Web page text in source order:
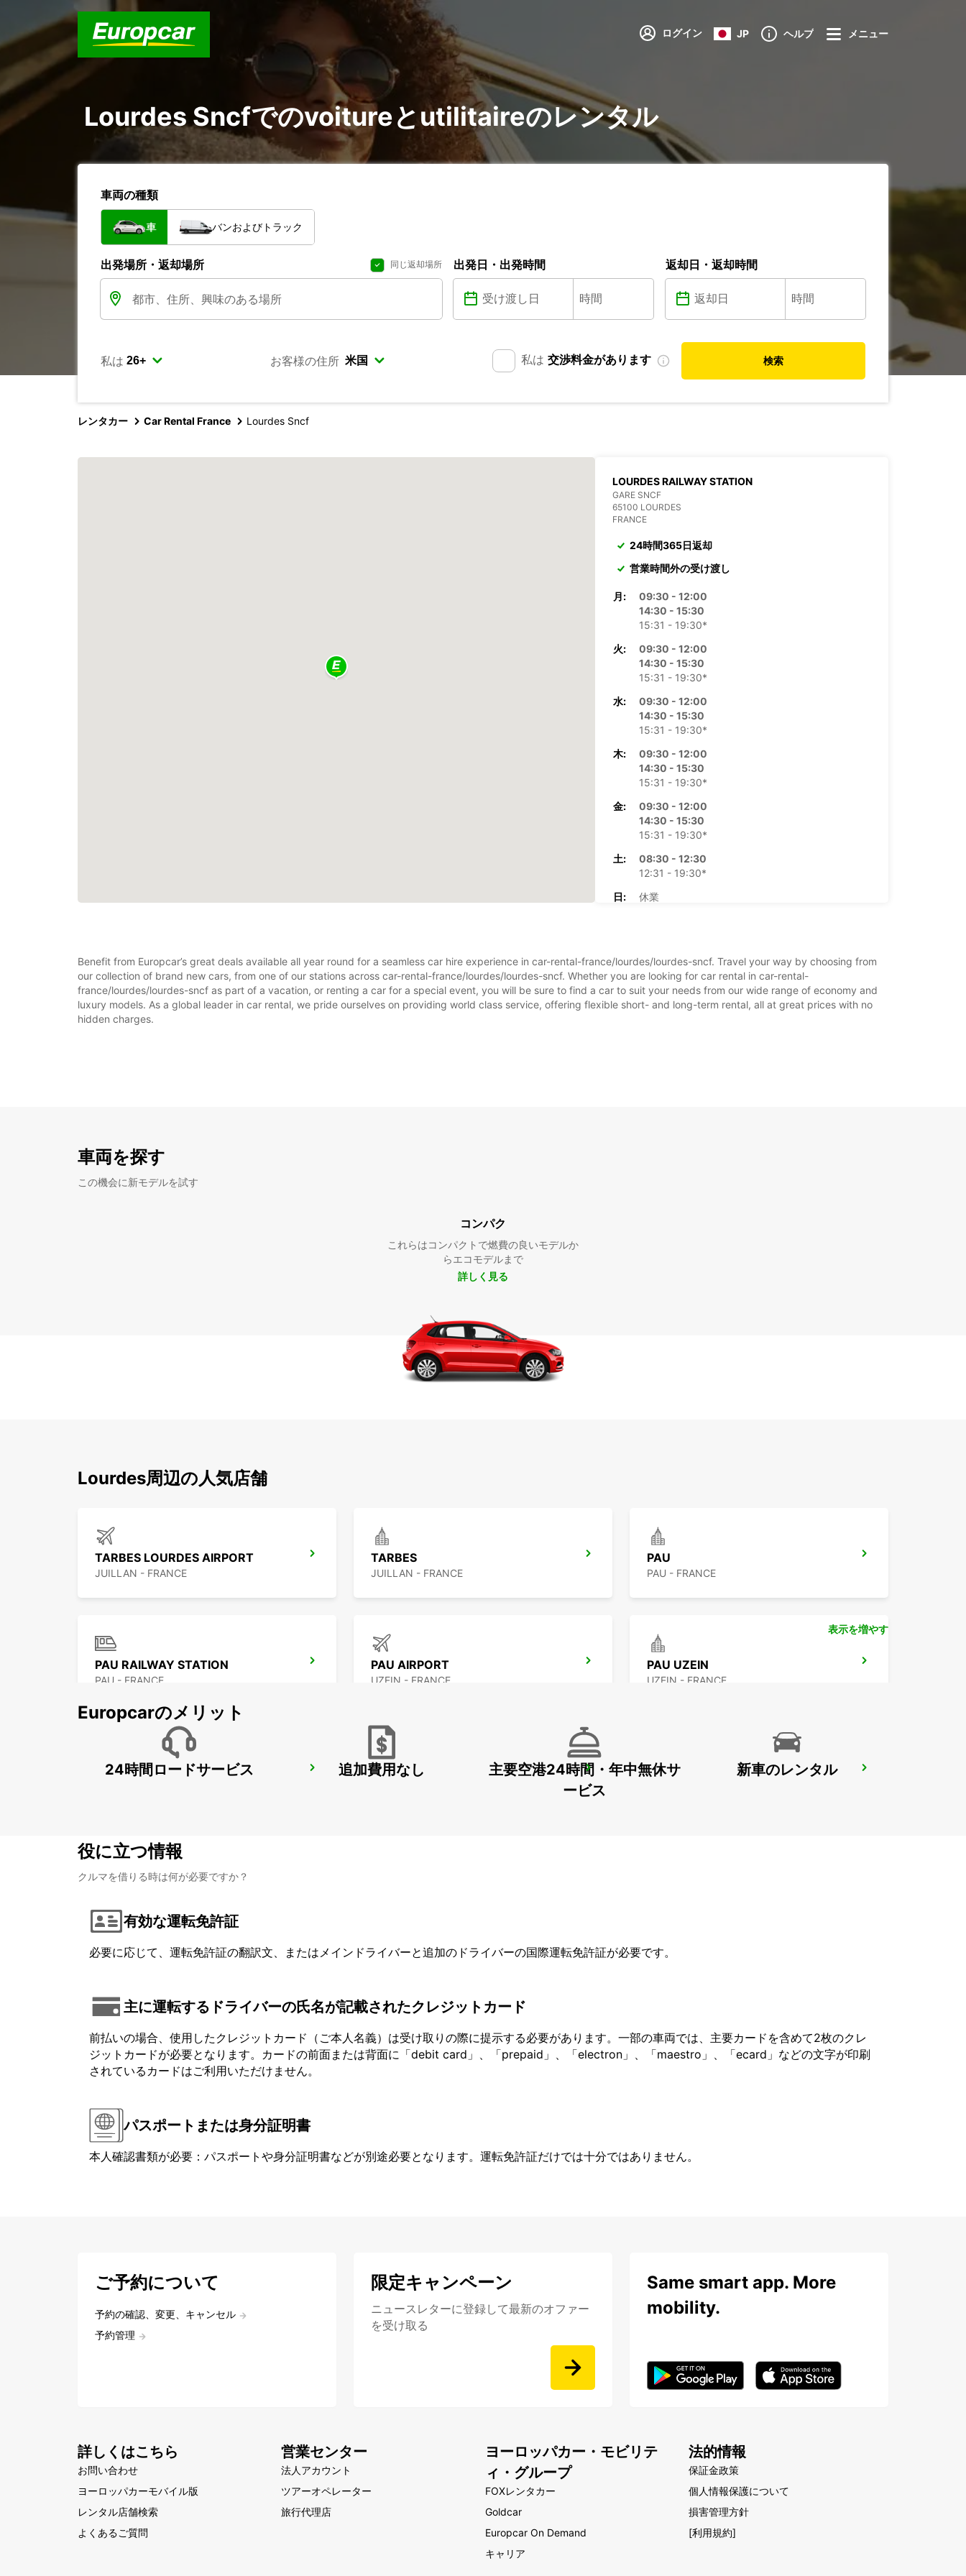
ログイン JP ヘルプ メニュー
Lourdes Sncfでのvoitureとutilitaireのレンタル
車両の種類
車 バンおよびトラック
出発場所・返却場所 同じ返却場所 出発日・出発時間 返却日・返却時間
私は お客様の住所 私は 交渉料金があります 検索
レンタカー Car Rental France Lourdes Sncf
LOURDES RAILWAY STATION
GARE SNCF
65100 LOURDES
FRANCE
24時間365日返却
営業時間外の受け渡し
月:
09:30 - 12:00
14:30 - 15:30
15:31 - 19:30*
火:
09:30 - 12:00
14:30 - 15:30
15:31 - 19:30*
水:
09:30 - 12:00
14:30 - 15:30
15:31 - 19:30*
木:
09:30 - 12:00
14:30 - 15:30
15:31 - 19:30*
金:
09:30 - 12:00
14:30 - 15:30
15:31 - 19:30*
土:
08:30 - 12:30
12:31 - 19:30*
日:
休業
+33 (0) 0562563383
Benefit from Europcar’s great deals available all year round for a seamless car hire experience in car-rental-france/lourdes/lourdes-sncf. Travel your way by choosing from
our collection of brand new cars, from one of our stations across car-rental-france/lourdes/lourdes-sncf. Whether you are looking for car rental in car-rental-
france/lourdes/lourdes-sncf as part of a vacation, or renting a car for a special event, you will be sure to find a car to suit your needs from our wide range of economy and
luxury models. As a global leader in car rental, we pride ourselves on providing world class service, offering flexible short- and long-term rental, all at great prices with no
hidden charges.
車両を探す
この機会に新モデルを試す
コンパク
これらはコンパクトで燃費の良いモデルか
らエコモデルまで
詳しく見る
Lourdes周辺の人気店舗
TARBES LOURDES AIRPORT
JUILLAN - FRANCE
TARBES
JUILLAN - FRANCE
PAU
PAU - FRANCE
PAU RAILWAY STATION
PAU - FRANCE
PAU AIRPORT
UZEIN - FRANCE
PAU UZEIN
UZEIN - FRANCE
SAINT-GAUDENS PAU MAULEON AIRE-SUR-L'ADOUR
表示を増やす
Europcarのメリット
24時間ロードサービス 追加費用なし
主要空港24時間・年中無休サ
ービス
新車のレンタル
役に立つ情報
クルマを借りる時は何が必要ですか？
有効な運転免許証
必要に応じて、運転免許証の翻訳文、またはメインドライバーと追加のドライバーの国際運転免許証が必要です。
主に運転するドライバーの氏名が記載されたクレジットカード
前払いの場合、使用したクレジットカード（ご本人名義）は受け取りの際に提示する必要があります。一部の車両では、主要カードを含めて2枚のクレ
ジットカードが必要となります。カードの前面または背面に「debit card」、「prepaid」、「electron」、「maestro」、「ecard」などの文字が印刷
されているカードはご利用いただけません。
パスポートまたは身分証明書
本人確認書類が必要：パスポートや身分証明書などが別途必要となります。運転免許証だけでは十分ではありません。
ご予約について
予約の確認、変更、キャンセル
予約管理
限定キャンペーン
ニュースレターに登録して最新のオファー
を受け取る
Same smart app. More
mobility.
詳しくはこちら
お問い合わせ
ヨーロッパカーモバイル版
レンタル店舗検索
よくあるご質問
営業センター
法人アカウント
ツアーオペレーター
旅行代理店
ヨーロッパカー・モビリテ
ィ・グループ
FOXレンタカー
Goldcar
Europcar On Demand
キャリア
法的情報
保証金政策
個人情報保護について
損害管理方針
[利用規約]